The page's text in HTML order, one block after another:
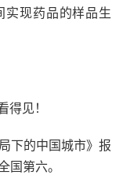
实现药品的样品生
见！
下的中国城市》报
国第六。